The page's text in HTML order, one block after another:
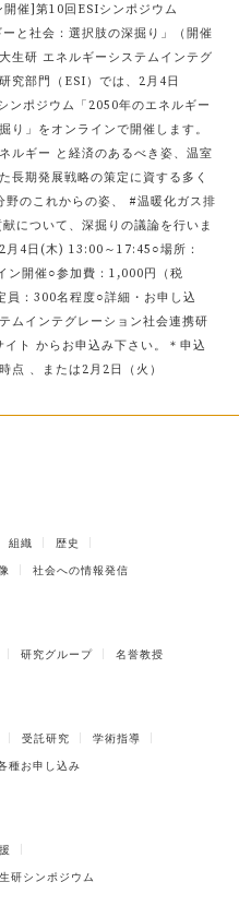
開催]第10回ESIシンポジウム
ーと社会：選択肢の深掘り」（開催
生研 エネルギーシステムインテグ
究部門（ESI）では、2月4日
ンポジウム「2050年のエネルギー
り」をオンラインで開催します。
ルギー と経済のあるべき姿、温室
長期発展戦略の策定に資する多く
野のこれからの姿、 #温暖化ガス排
について、深掘りの議論を行いま
月4日(木) 13:00～17:45○場所：
ン開催○参加費：1,000円（税
員：300名程度○詳細・お申し込
ムインテグレーション社会連携研
ト からお申込み下さい。＊申込
点 、または2月2日（火）
組織 歴史
社会への情報発信
研究グループ 名誉教授
受託研究 学術指導
種お申し込み
生研シンポジウム